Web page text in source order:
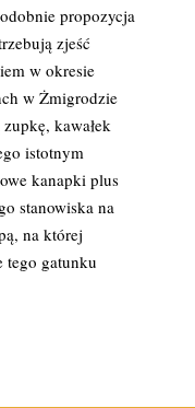
propozycja
zjeść
w okresie
w Żmigrodzie
kawałek
istotnym
kanapki plus
stanowiska na
na której
tego gatunku